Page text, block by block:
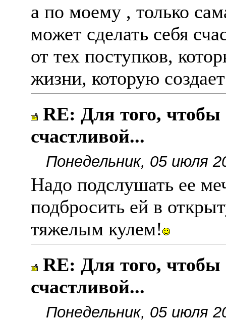
а по моему , только
может сделать себя
от тех поступков,
жизни, которую
RE: Для того,
счастливой...
Понедельник, 05 июля
Надо подслушать ее
подбросить ей в
тяжелым кулем!
RE: Для того,
счастливой...
Понедельник, 05 июля